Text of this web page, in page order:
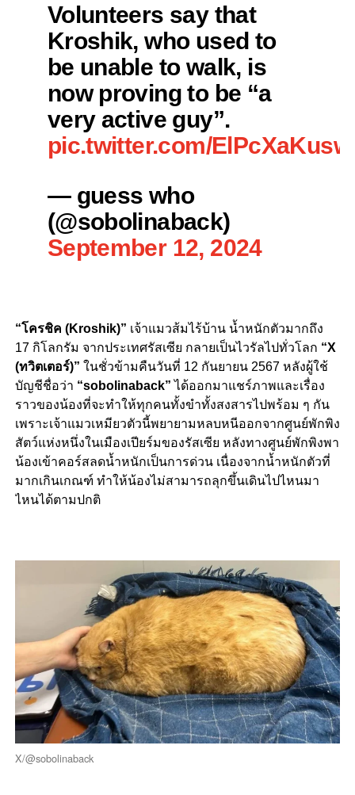
Volunteers say that
Kroshik, who used to
be unable to walk, is
now proving to be “a
very active guy”.
pic.twitter.com/ElPcXaKusw
— guess who
(@sobolinaback)
September 12, 2024
“โครชิค (Kroshik)” เจ้าแมวส้มไร้บ้าน น้ำหนักตัวมากถึง
17 กิโลกรัม จากประเทศรัสเซีย กลายเป็นไวรัลไปทั่วโลก “X
(ทวิตเตอร์)” ในชั่วข้ามคืนวันที่ 12 กันยายน 2567 หลังผู้ใช้
บัญชีชื่อว่า “sobolinaback” ได้ออกมาแชร์ภาพและเรื่อง
ราวของน้องที่จะทำให้ทุกคนทั้งขำทั้งสงสารไปพร้อม ๆ กัน
เพราะเจ้าแมวเหมียวตัวนี้พยายามหลบหนีออกจากศูนย์พักพิง
สัตว์แห่งหนึ่งในเมืองเปียร์มของรัสเซีย หลังทางศูนย์พักพิงพา
น้องเข้าคอร์สลดน้ำหนักเป็นการด่วน เนื่องจากน้ำหนักตัวที่
มากเกินเกณฑ์ ทำให้น้องไม่สามารถลุกขึ้นเดินไปไหนมา
ไหนได้ตามปกติ
X/@sobolinaback